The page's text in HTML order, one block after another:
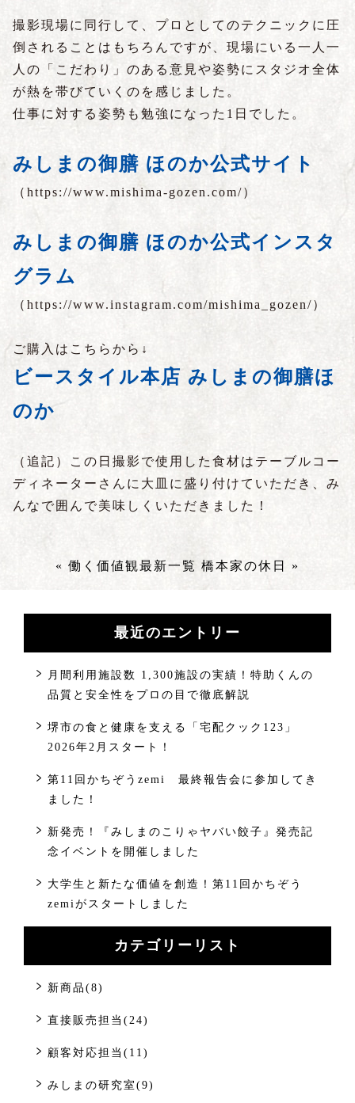
撮影現場に同行して、プロとしてのテクニックに圧
倒されることはもちろんですが、現場にいる一人一
人の「こだわり」のある意見や姿勢にスタジオ全体
が熱を帯びていくのを感じました。
仕事に対する姿勢も勉強になった 1 日でした。
みしまの御膳 ほのか公式サイト
（ https://www.mishima-gozen.com/）
みしまの御膳 ほのか公式インスタ
グラム
（ https://www.instagram.com/mishima_gozen/）
ご購入はこちらから↓
ビースタイル本店 みしまの御膳ほ
のか
（追記）この日撮影で使用した食材はテーブルコー
ディネーターさんに大皿に盛り付けていただき、み
んなで囲んで美味しくいただきました！
« 働く価値観最新一覧 橋本家の休日 »
最近のエントリー
月間利用施設数 1,300施設の実績！特助くんの
品質と安全性をプロの目で徹底解説
堺市の食と健康を支える「宅配クック123」
2026年2月スタート！
第11回かちぞうzemi 最終報告会に参加してき
ました！
新発売！『みしまのこりゃヤバい餃子』発売記
念イベントを開催しました
大学生と新たな価値を創造！第11回かちぞう
zemiがスタートしました
カテゴリーリスト
新商品(8)
直接販売担当(24)
顧客対応担当(11)
みしまの研究室(9)